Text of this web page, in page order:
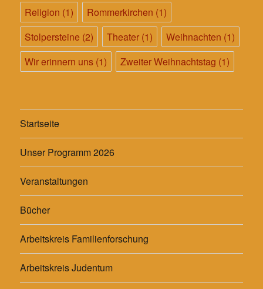
Religion (1) Rommerkirchen (1)
Stolpersteine (2) Theater (1) Weihnachten (1)
Wir erinnern uns (1) Zweiter Weihnachtstag (1)
Startseite
Unser Programm 2026
Veranstaltungen
Bücher
Arbeitskreis Familienforschung
Arbeitskreis Judentum